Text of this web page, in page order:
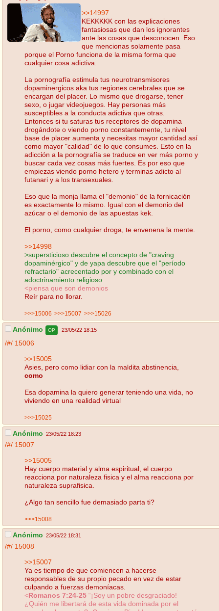
>>14997
KEKKKKK con las explicaciones
fantasiosas que dan los ignorantes
ante las cosas que desconocen. Eso
que mencionas solamente pasa
porque el Porno funciona de la misma forma que
cualquier cosa adictiva.
La pornografía estimula tus neurotransmisores
dopaminergicos aka tus regiones cerebrales que se
encargan del placer. Lo mismo que drogarse, tener
sexo, o jugar videojuegos. Hay personas más
susceptibles a la conducta adictiva que otras.
Entonces si tu saturas tus receptores de dopamina
drogándote o viendo porno constantemente, tu nivel
base de placer aumenta y necesitas mayor cantidad así
como mayor "calidad" de lo que consumes. Esto en la
adicción a la pornografía se traduce en ver más porno y
buscar cada vez cosas más fuertes. Es por eso que
empiezas viendo porno hetero y terminas adicto al
futanari y a los transexuales.
Eso que la monja llama el "demonio" de la fornicación
es exactamente lo mismo. Igual con el demonio del
azúcar o el demonio de las apuestas kek.
El porno, como cualquier droga, te envenena la mente.
>>14998
>supersticioso descubre el concepto de "craving
dopaminérgico" y de yapa descubre que el "período
refractario" acrecentado por y combinado con el
adoctrinamiento religioso
<piensa que son demonios
Reír para no llorar.
>>>15006 >>>15007 >>>15026
Anónimo OP 23/05/22 18:15
/#/ 15006
>>15005
Asies, pero como lidiar con la maldita abstinencia,
como
Esa dopamina la quiero generar teniendo una vida, no
viviendo en una realidad virtual
>>>15025
Anónimo 23/05/22 18:23
/#/ 15007
>>15005
Hay cuerpo material y alma espiritual, el cuerpo
reacciona por naturaleza fisica y el alma reacciona por
naturaleza suprafisica.
¿Algo tan sencillo fue demasiado parta ti?
>>>15008
Anónimo 23/05/22 18:31
/#/ 15008
>>15007
Ya es tiempo de que comiencen a hacerse
responsables de su propio pecado en vez de estar
culpando a fuerzas demoníacas.
<Romanos 7:24-25 “¡Soy un pobre desgraciado!
¿Quién me libertará de esta vida dominada por el